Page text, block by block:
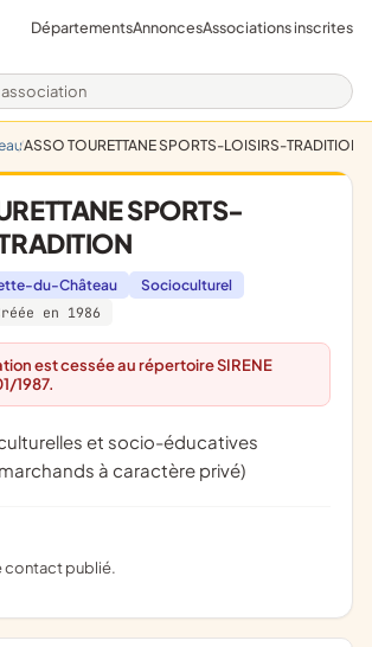
association
DépartementsAnnoncesAssociations inscrites
ASSO TOURETTANE SPORTS-LOISIRS-TRADITION
SPORTS-
du-Château
Socioculturel
en 1986
1987.
à caractère privé)
contact publié.